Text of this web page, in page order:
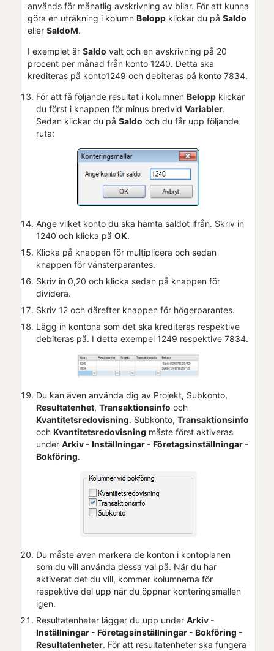
används för månatlig avskrivning av bilar. För att kunna
göra en uträkning i kolumn Belopp klickar du på Saldo
eller SaldoM.
I exemplet är Saldo valt och en avskrivning på 20
procent per månad från konto 1240. Detta ska
krediteras på konto1249 och debiteras på konto 7834.
För att få följande resultat i kolumnen Belopp klickar
du först i knappen för minus bredvid Variabler.
Sedan klickar du på Saldo och du får upp följande
ruta:
Ange vilket konto du ska hämta saldot ifrån. Skriv in
1240 och klicka på OK.
Klicka på knappen för multiplicera och sedan
knappen för vänsterparantes.
Skriv in 0,20 och klicka sedan på knappen för
dividera.
Skriv 12 och därefter knappen för högerparantes.
Lägg in kontona som det ska krediteras respektive
debiteras på. I detta exempel 1249 respektive 7834.
Du kan även använda dig av Projekt, Subkonto,
Resultatenhet, Transaktionsinfo och
Kvantitetsredovisning. Subkonto, Transaktionsinfo
och Kvantitetsredovisning måste först aktiveras
under Arkiv - Inställningar - Företagsinställningar -
Bokföring.
Du måste även markera de konton i kontoplanen
som du vill använda dessa val på. När du har
aktiverat det du vill, kommer kolumnerna för
respektive del upp när du öppnar konteringsmallen
igen.
Resultatenheter lägger du upp under Arkiv -
Inställningar - Företagsinställningar - Bokföring -
Resultatenheter. För att resultatenheter ska fungera